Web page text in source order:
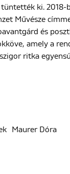
ki. 2018-
Művésze
és
amely a
szigor ritka
Maurer Dóra